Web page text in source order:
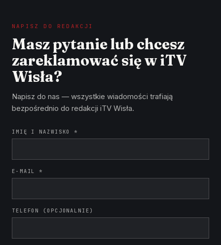
NAPISZ DO REDAKCJI
Masz pytanie lub chcesz
zareklamować się w iTV
Wisła?
Napisz do nas — wszystkie wiadomości trafiają
bezpośrednio do redakcji iTV Wisła.
IMIĘ I NAZWISKO *
E-MAIL *
TELEFON (OPCJONALNIE)